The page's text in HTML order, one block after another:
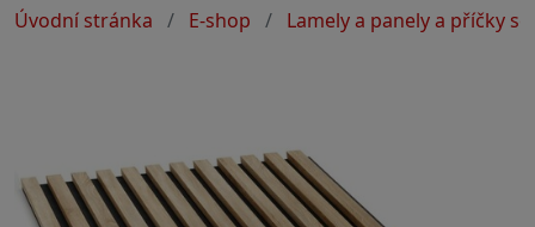
Úvodní stránka E-shop Lamely a panely a příčky